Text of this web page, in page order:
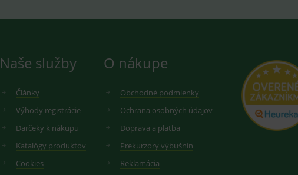
Naše služby
Články
Výhody registrácie
Darčeky k nákupu
Katalógy produktov
Cookies
O nákupe
Obchodné podmienky
Ochrana osobných údajov
Doprava a platba
Prekurzory výbušnín
Reklamácia